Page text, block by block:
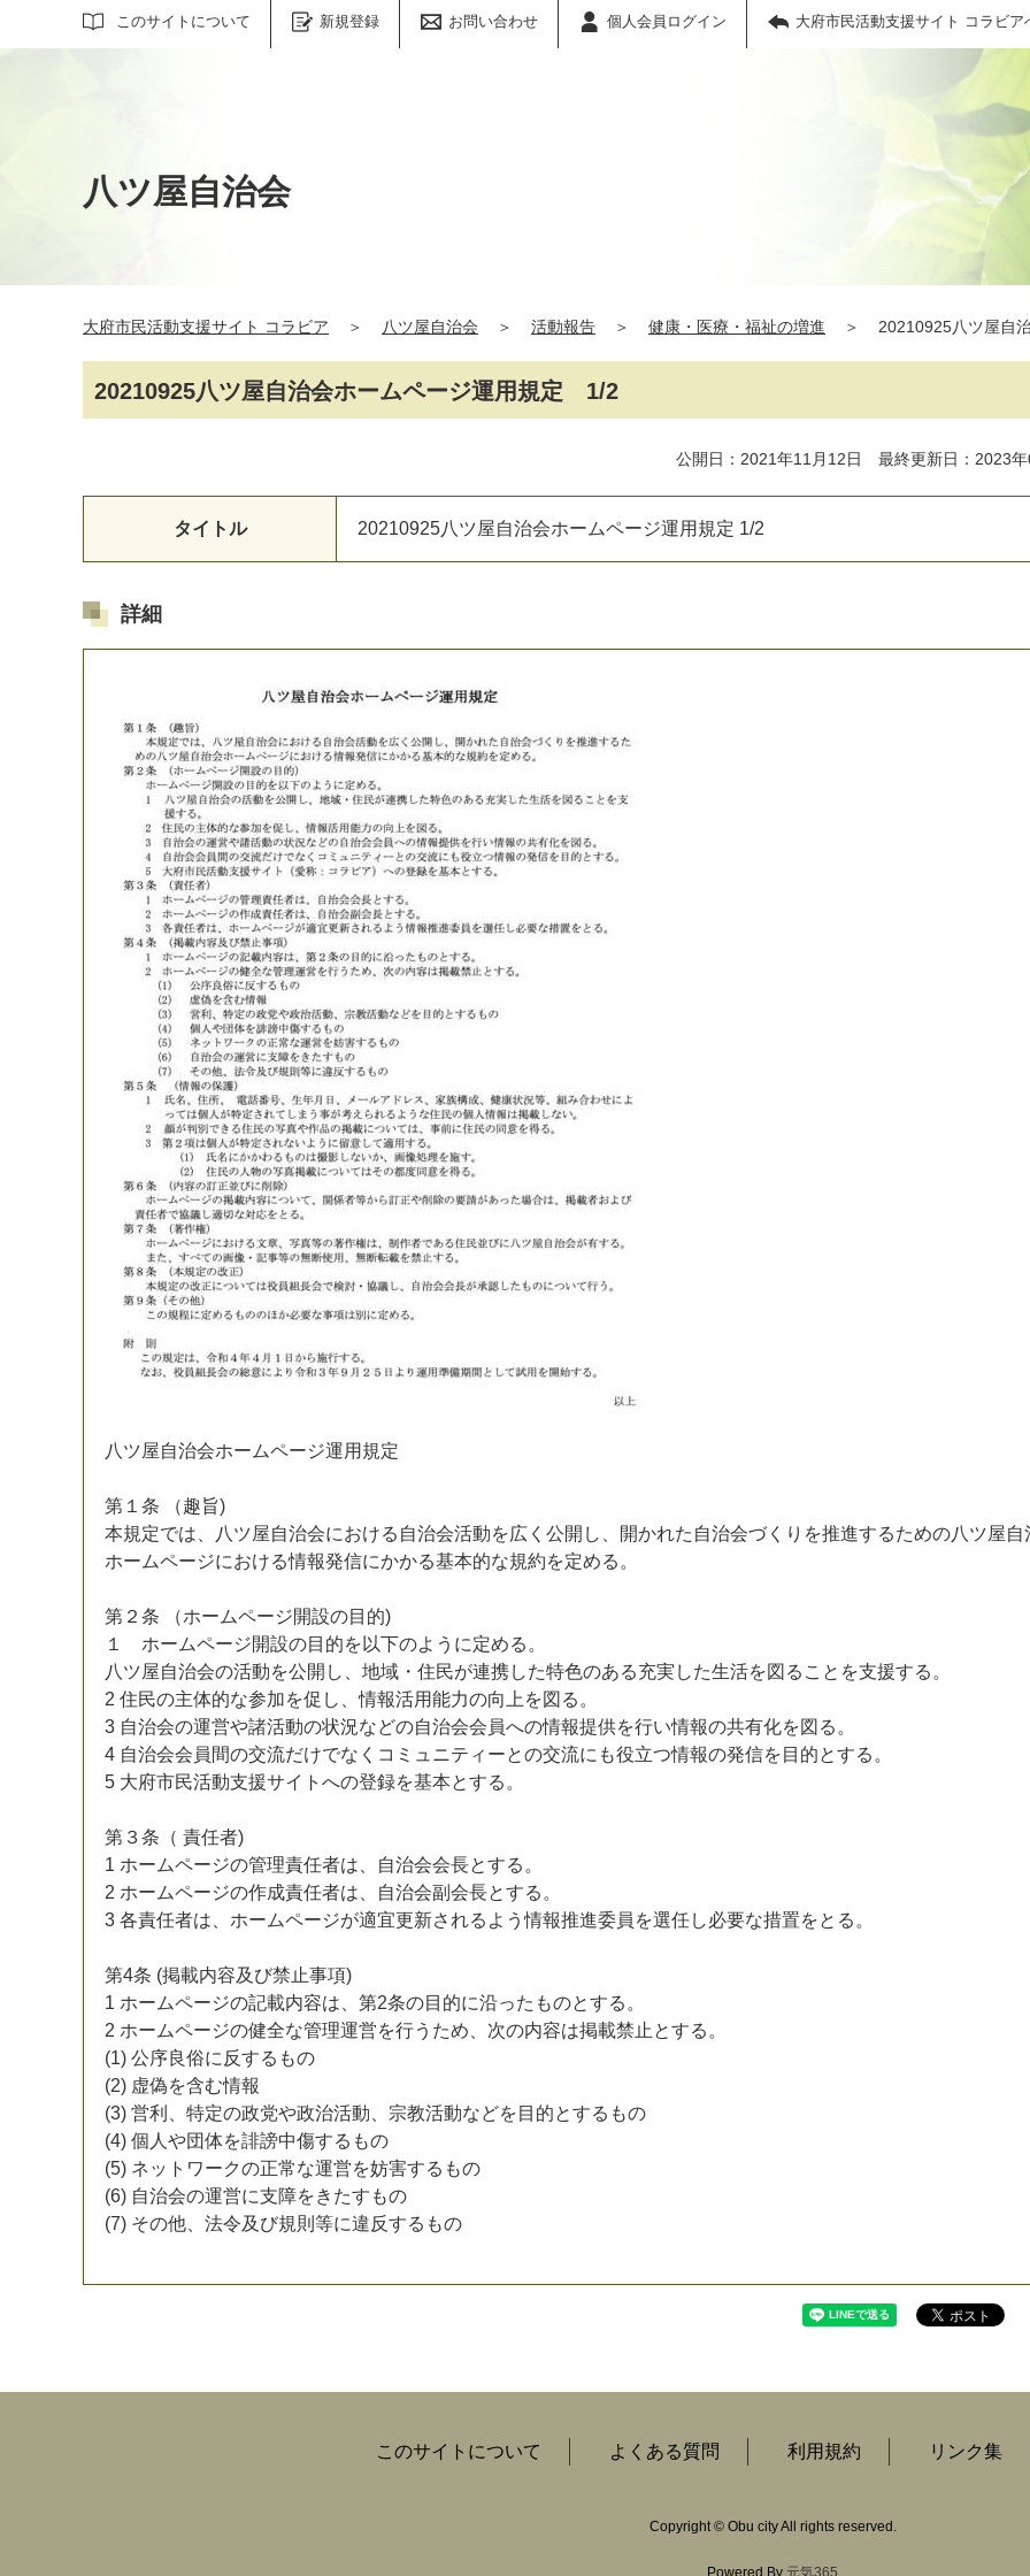
このサイトについて 新規登録 お問い合わせ 個人会員ログイン 大府市民活動支援サイト コラビア
サイト内検索
八ツ屋自治会
大府市民活動支援サイト コラビア ＞ 八ツ屋自治会 ＞ 活動報告 ＞ 健康・医療・福祉の増進 ＞ 20210925八ツ屋自
20210925八ツ屋自治会ホームページ運用規定 1/2
公開日：2021年11月12日 最終更新日：2023年
タイトル 20210925八 ツ屋自治会ホー ムページ運用 規定 1/2
詳細
八 ツ屋自治会ホー ムページ運用 規定
第 １ 条 （趣旨)
本規定では 八 ツ屋自治会における 自治会活動を広 く 公開 し 開かれた 自治会づく り を推進するための八 ツ屋自
ホー ムページにおける情報発信にかかる基本的な規約を定める 。
第 ２ 条 （ホー ムページ開設の目 的)
１
ホー ムページ開設の目 的を 以下のよ う に定める 。
八 ツ屋自治会の活動を公開 し 地域 ・ 住民が連携した特色のある充実 した生活を図 る こ と を支援する 。
2 住民の主体的な参加を促 し 、情報活用能力の向 上 を図 る 。
3 自治会の運営や諸活動の状況などの自治会会 員への情報提供を行い情報の共有化を図 る 。
4 自治会会 員 間の交流だけでな く コ ミ ュ ニテ ィ ーとの交流に も役立つ情報の発信を 目 的とする 。
5 大府市民活動支援サイ ト への登録を基本とする 。
第 ３ 条 （ 責任者)
1 ホー ムページの管理責任者は 自治会会長とする 。
2 ホー ムページの作成責任者は 自治会副 会長とする 。
3 各責任者は ホー ムページが適宜更新さ れる よ う情報推進委員 を選任し必要な措置をと る 。
第4条 (掲載内容及 び禁 止事項)
1 ホー ムページの記載内容は 第2条の目 的に沿った ものとする 。
2 ホー ムページの健全な管理運営を行う ため 次の内容は掲載禁 止 とする 。
(1) 公序良俗に 反する もの
(2) 虚偽を含む情報
(3) 営利 特定の政党や政治活動 宗教活動などを 目 的とする もの
(4) 個 人 や団体を誹謗中傷する もの
(5) ネッ ト ワークの正常な運営を妨害する もの
(6) 自治会の運営に支障をき たす もの
(7) その他 法令及 び規則 等に違反する もの
このサイトについて よくある質問 利用規約 リンク集
Copyright© Obu city All rights reserved.